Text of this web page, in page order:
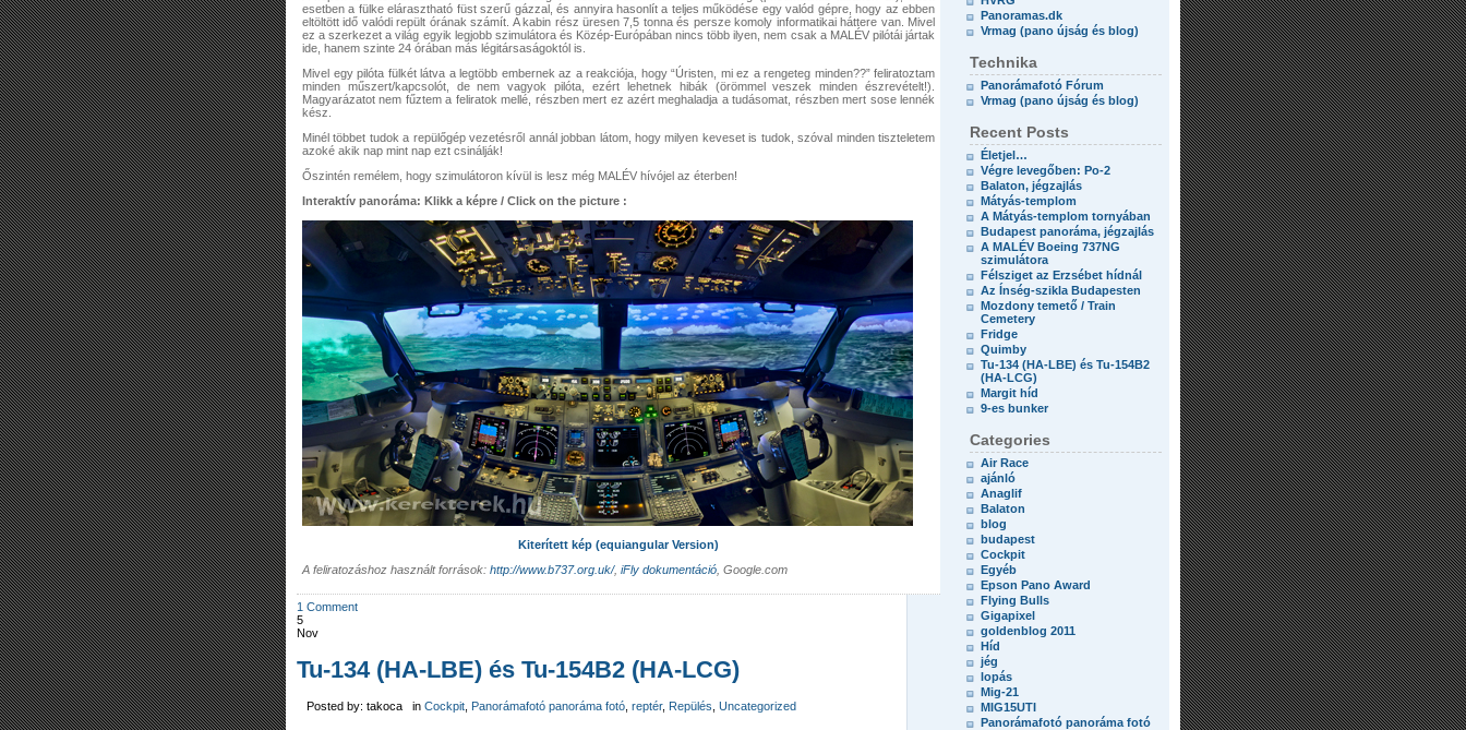
esetben a fülke elárasztható füst szerű gázzal, és annyira hasonlít a teljes működése egy valód gépre, hogy az ebben
eltöltött idő valódi repült órának számít. A kabin rész üresen 7,5 tonna és persze komoly informatikai háttere van. Mivel
ez a szerkezet a világ egyik legjobb szimulátora és Közép-Európában nincs több ilyen, nem csak a MALÉV pilótái jártak
ide, hanem szinte 24 órában más légitársaságoktól is.
Mivel egy pilóta fülkét látva a legtöbb embernek az a reakciója, hogy “Úristen, mi ez a rengeteg minden??” feliratoztam
minden műszert/kapcsolót, de nem vagyok pilóta, ezért lehetnek hibák (örömmel veszek minden észrevételt!).
Magyarázatot nem fűztem a feliratok mellé, részben mert ez azért meghaladja a tudásomat, részben mert sose lennék
kész.
Minél többet tudok a repülőgép vezetésről annál jobban látom, hogy milyen keveset is tudok, szóval minden tiszteletem
azoké akik nap mint nap ezt csinálják!
Őszintén remélem, hogy szimulátoron kívül is lesz még MALÉV hívójel az éterben!
Interaktív panoráma: Klikk a képre / Click on the picture :
Kiterített kép (equiangular Version)
A feliratozáshoz használt források: http://www.b737.org.uk/, iFly dokumentáció , Google.com
1 Comment
5
Nov
Tu-134 (HA-LBE) és Tu-154B2 (HA-LCG)
Posted by: takoca in Cockpit, Panorámafotó panoráma fotó, reptér, Repülés, Uncategorized
Panoramas.dk
Vrmag (pano újság és blog)
Technika
Panorámafotó Fórum
Vrmag (pano újság és blog)
Recent Posts
Életjel…
Végre levegőben: Po-2
Balaton, jégzajlás
Mátyás-templom
A Mátyás-templom tornyában
Budapest panoráma, jégzajlás
A MALÉV Boeing 737NG
szimulátora
Félsziget az Erzsébet hídnál
Az Ínség-szikla Budapesten
Mozdony temető / Train
Cemetery
Fridge
Quimby
Tu-134 (HA-LBE) és Tu-154B2
(HA-LCG)
Margit híd
9-es bunker
Categories
Air Race
ajánló
Anaglif
Balaton
blog
budapest
Cockpit
Egyéb
Epson Pano Award
Flying Bulls
Gigapixel
goldenblog 2011
Híd
jég
lopás
Mig-21
MIG15UTI
Panorámafotó panoráma fotó